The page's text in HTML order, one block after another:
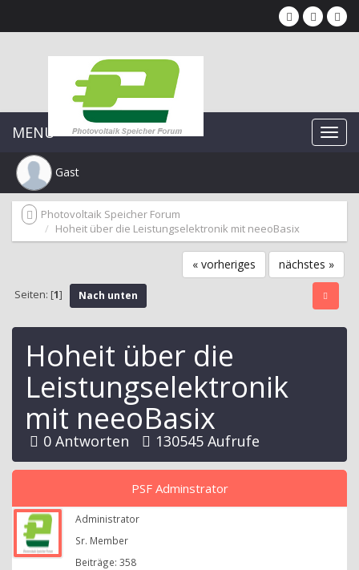
MENU
Gast
Photovoltaik Speicher Forum
Hoheit über die Leistungselektronik mit neeoBasix
« vorheriges nächstes »
Seiten: [1] Nach unten
Hoheit über die
Leistungselektronik
mit neeoBasix
0 Antworten 130545 Aufrufe
PSF Adminstrator
Administrator
Sr. Member
Beiträge: 358